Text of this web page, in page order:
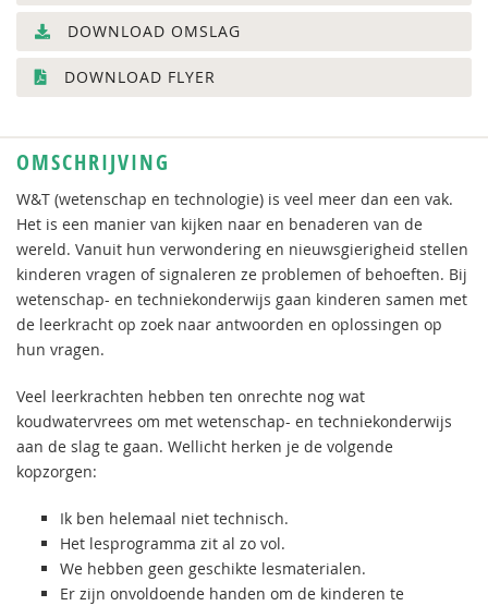
DOWNLOAD OMSLAG
DOWNLOAD FLYER
OMSCHRIJVING
W&T (wetenschap en technologie) is veel meer dan een vak.
Het is een manier van kijken naar en benaderen van de
wereld. Vanuit hun verwondering en nieuwsgierigheid stellen
kinderen vragen of signaleren ze problemen of behoeften. Bij
wetenschap- en techniekonderwijs gaan kinderen samen met
de leerkracht op zoek naar antwoorden en oplossingen op
hun vragen.
Veel leerkrachten hebben ten onrechte nog wat
koudwatervrees om met wetenschap- en techniekonderwijs
aan de slag te gaan. Wellicht herken je de volgende
kopzorgen:
Ik ben helemaal niet technisch.
Het lesprogramma zit al zo vol.
We hebben geen geschikte lesmaterialen.
Er zijn onvoldoende handen om de kinderen te